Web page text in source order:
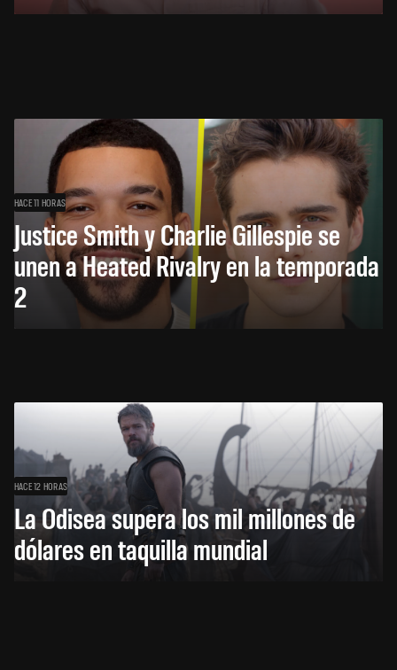
HACE 11 HORAS
Justice Smith y Charlie Gillespie se
unen a Heated Rivalry en la temporada
2
HACE 12 HORAS
La Odisea supera los mil millones de
dólares en taquilla mundial